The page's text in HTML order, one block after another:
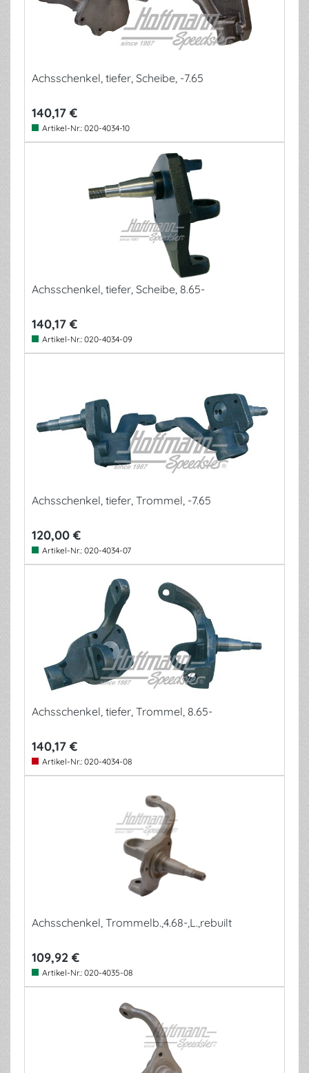
Achsschenkel, tiefer, Scheibe, -7.65
140,17 €
Artikel-Nr.: 020-4034-10
Achsschenkel, tiefer, Scheibe, 8.65-
140,17 €
Artikel-Nr.: 020-4034-09
Achsschenkel, tiefer, Trommel, -7.65
120,00 €
Artikel-Nr.: 020-4034-07
Achsschenkel, tiefer, Trommel, 8.65-
140,17 €
Artikel-Nr.: 020-4034-08
Achsschenkel, Trommelb.,4.68-,L.,rebuilt
109,92 €
Artikel-Nr.: 020-4035-08